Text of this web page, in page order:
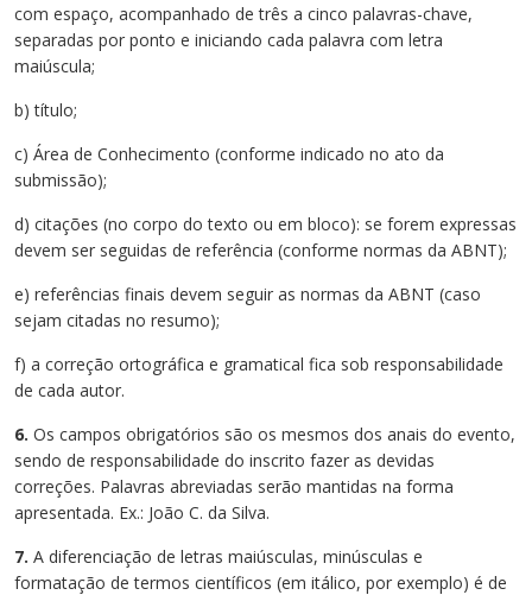
com espaço, acompanhado de três a cinco palavras-chave,
separadas por ponto e iniciando cada palavra com letra
maiúscula;
b) título;
c) Área de Conhecimento (conforme indicado no ato da
submissão);
d) citações (no corpo do texto ou em bloco): se forem expressas
devem ser seguidas de referência (conforme normas da ABNT);
e) referências finais devem seguir as normas da ABNT (caso
sejam citadas no resumo);
f) a correção ortográfica e gramatical fica sob responsabilidade
de cada autor.
6. Os campos obrigatórios são os mesmos dos anais do evento,
sendo de responsabilidade do inscrito fazer as devidas
correções. Palavras abreviadas serão mantidas na forma
apresentada. Ex.: João C. da Silva.
7. A diferenciação de letras maiúsculas, minúsculas e
formatação de termos científicos (em itálico, por exemplo) é de